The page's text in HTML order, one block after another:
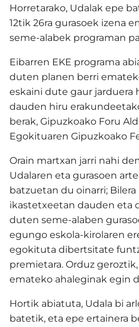
Horretarako, Udalak epe
12tik 26ra gurasoek izena
seme-alabek programan
Eibarren EKE programa
duten planen berri
eskaini dute gaur jarduera
dauden hiru
berak, Gipuzkoako Foru
Egokituaren Gipuzkoako
Orain martxan jarri nahi
Udalaren eta gurasoen
batzuetan du oinarri;
ikastetxeetan dauden eta
duten seme-alaben
egungo eskola-kirolaren
egokituta dibertsitate
premietara. Orduz
emateko ahaleginak egin
Hortik abiatuta, Udala bi
batetik, eta epe ertainera